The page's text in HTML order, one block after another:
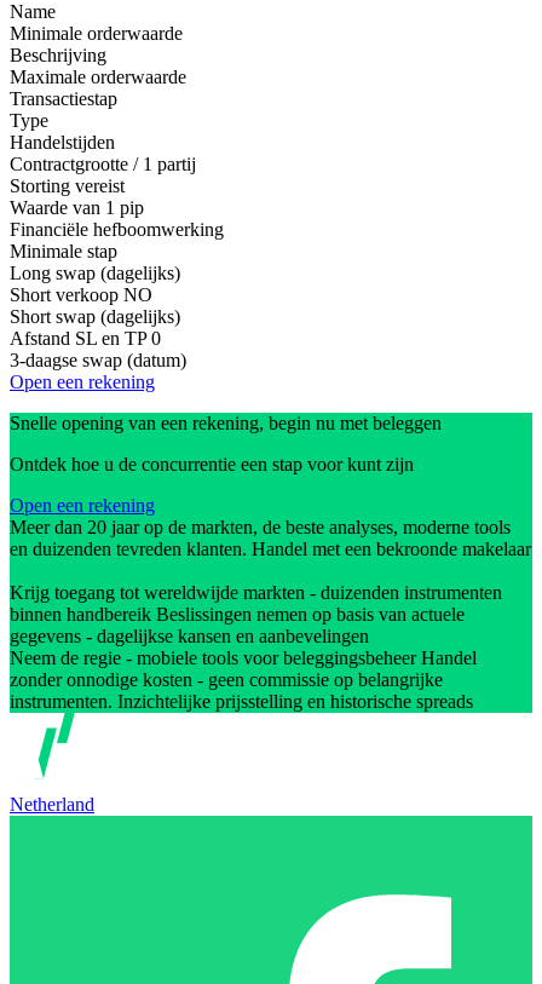
Name
Minimale orderwaarde
Beschrijving
Maximale orderwaarde
Transactiestap
Type
Handelstijden
Contractgrootte / 1 partij
Storting vereist
Waarde van 1 pip
Financiële hefboomwerking
Minimale stap
Long swap (dagelijks)
Short verkoop NO
Short swap (dagelijks)
Afstand SL en TP 0
3-daagse swap (datum)
Open een rekening
Snelle opening van een rekening, begin nu met beleggen
Ontdek hoe u de concurrentie een stap voor kunt zijn
Open een rekening
Meer dan 20 jaar op de markten, de beste analyses, moderne tools
en duizenden tevreden klanten. Handel met een bekroonde makelaar
Krijg toegang tot wereldwijde markten - duizenden instrumenten
binnen handbereik Beslissingen nemen op basis van actuele
gegevens - dagelijkse kansen en aanbevelingen
Neem de regie - mobiele tools voor beleggingsbeheer Handel
zonder onnodige kosten - geen commissie op belangrijke
instrumenten. Inzichtelijke prijsstelling en historische spreads
Netherland